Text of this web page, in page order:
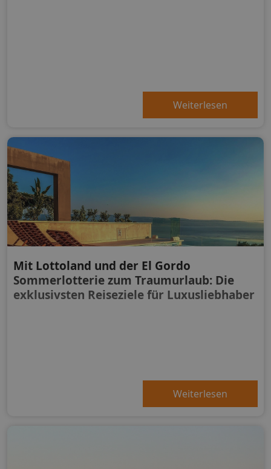
Weiterlesen
Mit Lottoland und der El Gordo
Sommerlotterie zum Traumurlaub: Die
exklusivsten Reiseziele für Luxusliebhaber
Weiterlesen